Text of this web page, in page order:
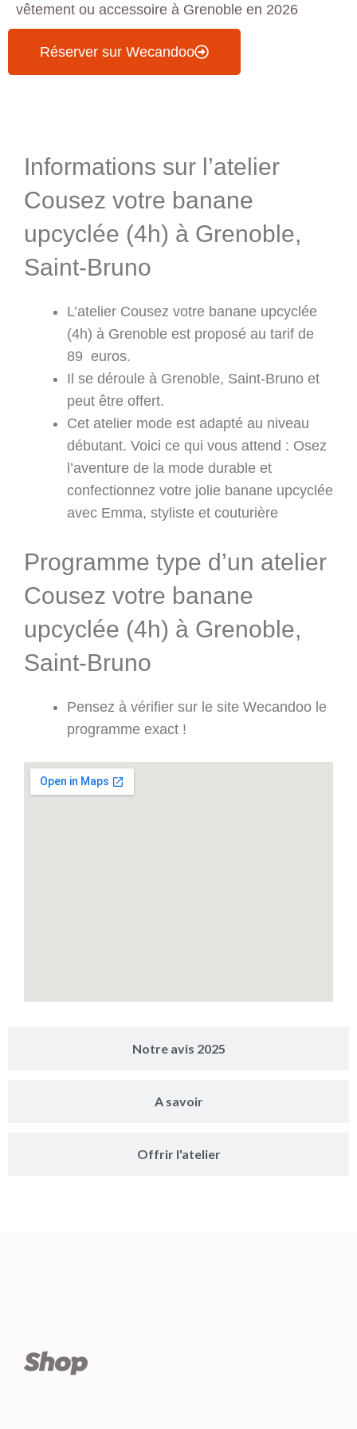
vêtement ou accessoire à Grenoble en 2026
Réserver sur Wecandoo
Notre avis 2025
A savoir
Offrir l'atelier
Informations sur l’atelier
Cousez votre banane
upcyclée (4h) à Grenoble,
Saint-Bruno
L’atelier Cousez votre banane upcyclée
(4h) à Grenoble est proposé au tarif de
89 euros.
Il se déroule à Grenoble, Saint-Bruno et
peut être offert.
Cet atelier mode est adapté au niveau
débutant. Voici ce qui vous attend : Osez
l’aventure de la mode durable et
confectionnez votre jolie banane upcyclée
avec Emma, styliste et couturière
Programme type d’un atelier
Cousez votre banane
upcyclée (4h) à Grenoble,
Saint-Bruno
Pensez à vérifier sur le site Wecandoo le
programme exact !